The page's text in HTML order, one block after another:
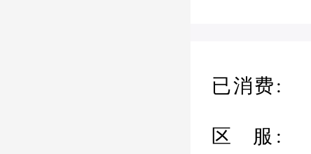
已消费:
区 服: